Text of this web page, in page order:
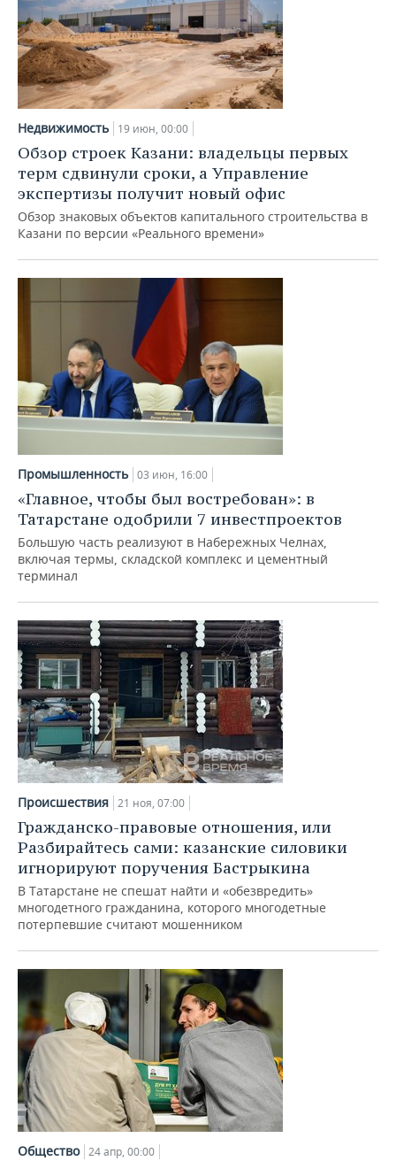
Недвижимость 19 июн, 00:00
Обзор строек Казани: владельцы первых
терм сдвинули сроки, а Управление
экспертизы получит новый офис
Обзор знаковых объектов капитального строительства в
Казани по версии «Реального времени»
Промышленность 03 июн, 16:00
«Главное, чтобы был востребован»: в
Татарстане одобрили 7 инвестпроектов
Большую часть реализуют в Набережных Челнах,
включая термы, складской комплекс и цементный
терминал
Происшествия 21 ноя, 07:00
Гражданско-правовые отношения, или
Разбирайтесь сами: казанские силовики
игнорируют поручения Бастрыкина
В Татарстане не спешат найти и «обезвредить»
многодетного гражданина, которого многодетные
потерпевшие считают мошенником
Общество 24 апр, 00:00